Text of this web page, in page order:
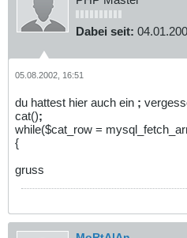
Dabei seit:
05.08.2002, 16:51
du hattest hier auch ein ;
cat();
while($cat_row =
{
gruss